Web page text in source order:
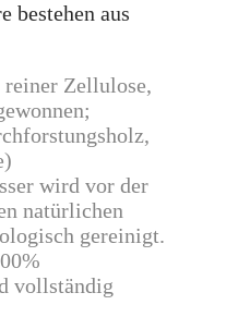
bestehen aus
reiner Zellulose,
wird vor der
natürlichen
gereinigt.
vollständig